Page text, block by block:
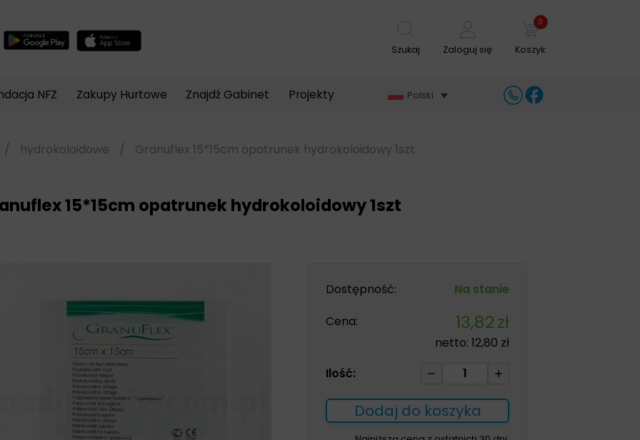
Szukaj Zaloguj się
0
Koszyk
NFZ Zakupy Hurtowe Znajdź Gabinet Projekty Polski
/ hydrokoloidowe / Granuflex 15*15cm opatrunek hydrokoloidowy 1szt
15*15cm opatrunek hydrokoloidowy 1szt
Dostępność:
Na stanie
Cena:
13,82zł
netto:12,80 zł
Ilość:
ilość
15*15cm
opatrunek
Dodaj do koszyka